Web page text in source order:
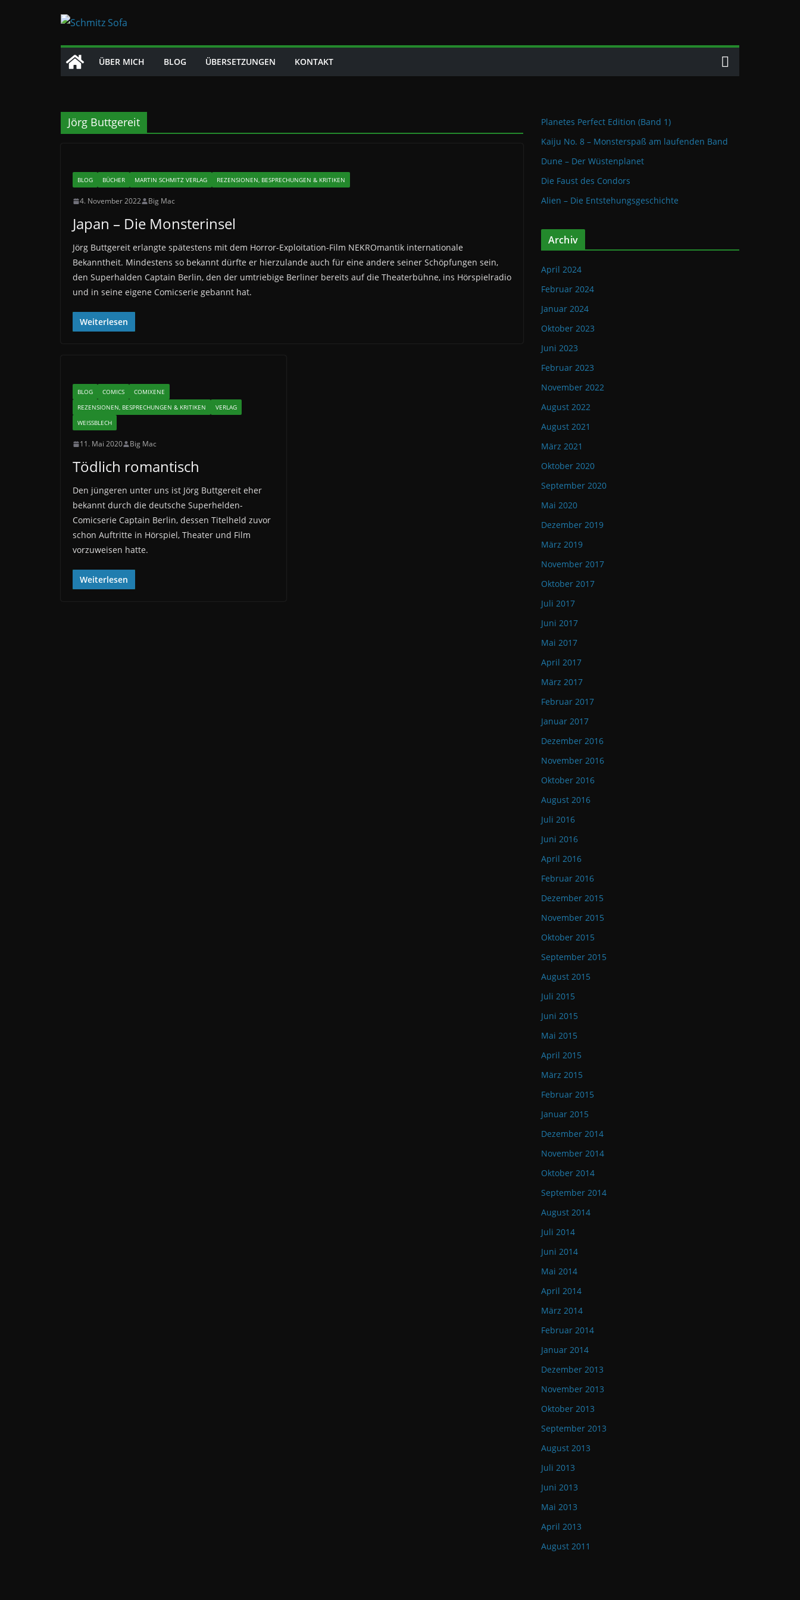
ÜBER MICH BLOG ÜBERSETZUNGEN KONTAKT
Jörg Buttgereit
BLOG BÜCHER MARTIN SCHMITZ VERLAG REZENSIONEN, BESPRECHUNGEN & KRITIKEN
4. November 2022 Big Mac
Japan – Die Monsterinsel
Jörg Buttgereit erlangte spätestens mit dem Horror-Exploitation-Film NEKROmantik internationale
Bekanntheit. Mindestens so bekannt dürfte er hierzulande auch für eine andere seiner Schöpfungen sein,
den Superhalden Captain Berlin, den der umtriebige Berliner bereits auf die Theaterbühne, ins Hörspielradio
und in seine eigene Comicserie gebannt hat.
Weiterlesen
BLOG COMICS
COMIXENE
REZENSIONEN, BESPRECHUNGEN & KRITIKEN
VERLAG
WEISSBLECH
11. Mai 2020 Big Mac
Tödlich romantisch
Den jüngeren unter uns ist Jörg Buttgereit eher
bekannt durch die deutsche Superhelden-
Comicserie Captain Berlin, dessen Titelheld zuvor
schon Auftritte in Hörspiel, Theater und Film
vorzuweisen hatte.
Weiterlesen
Planetes Perfect Edition (Band 1)
Kaiju No. 8 – Monsterspaß am laufenden Band
Dune – Der Wüstenplanet
Die Faust des Condors
Alien – Die Entstehungsgeschichte
Archiv
April 2024
Februar 2024
Januar 2024
Oktober 2023
Juni 2023
Februar 2023
November 2022
August 2022
August 2021
März 2021
Oktober 2020
September 2020
Mai 2020
Dezember 2019
März 2019
November 2017
Oktober 2017
Juli 2017
Juni 2017
Mai 2017
April 2017
März 2017
Februar 2017
Januar 2017
Dezember 2016
November 2016
Oktober 2016
August 2016
Juli 2016
Juni 2016
April 2016
Februar 2016
Dezember 2015
November 2015
Oktober 2015
September 2015
August 2015
Juli 2015
Juni 2015
Mai 2015
April 2015
März 2015
Februar 2015
Januar 2015
Dezember 2014
November 2014
Oktober 2014
September 2014
August 2014
Juli 2014
Juni 2014
Mai 2014
April 2014
März 2014
Februar 2014
Januar 2014
Dezember 2013
November 2013
Oktober 2013
September 2013
August 2013
Juli 2013
Juni 2013
Mai 2013
April 2013
August 2011